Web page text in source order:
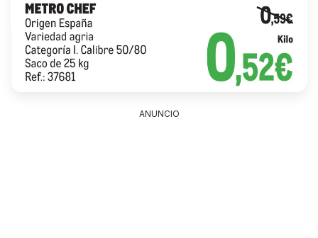
ANUNCIO